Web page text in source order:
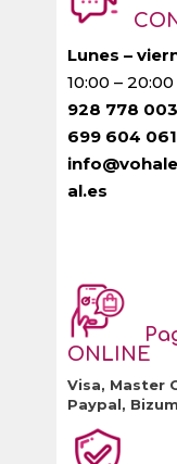
Lunes –
10:00 – 20:00
928 778 003
699 604 061
al.es
ONLINE
Visa, Master
Paypal,